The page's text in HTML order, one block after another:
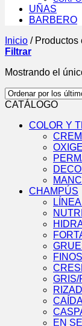
UÑAS
BARBERO
Inicio /Productos
Filtrar
Mostrando el
CATÁLOGO
COLOR Y
CHAMPÚS
FINOS
GRIS/
EN